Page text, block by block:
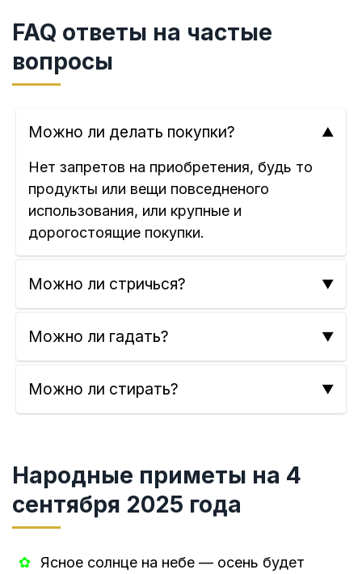
FAQ ответы на частые
вопросы
Можно ли делать покупки?
Нет запретов на приобретения, будь то
продукты или вещи повседненого
использования, или крупные и
дорогостоящие покупки.
Можно ли стричься?
Можно ли гадать?
Можно ли стирать?
Народные приметы на 4
сентября 2025 года
Ясное солнце на небе — осень будет